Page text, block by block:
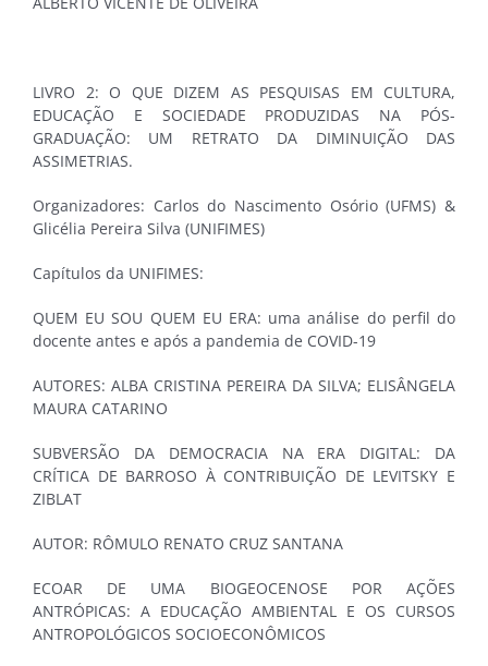
LIVRO 2: O QUE DIZEM AS PESQUISAS EM CULTURA,
EDUCAÇÃO E SOCIEDADE PRODUZIDAS NA PÓS-
GRADUAÇÃO: UM RETRATO DA DIMINUIÇÃO DAS
ASSIMETRIAS.
Organizadores: Carlos do Nascimento Osório (UFMS) &
Glicélia Pereira Silva (UNIFIMES)
Capítulos da UNIFIMES:
QUEM EU SOU QUEM EU ERA: uma análise do perfil do
docente antes e após a pandemia de COVID-19
AUTORES: ALBA CRISTINA PEREIRA DA SILVA; ELISÂNGELA
MAURA CATARINO
SUBVERSÃO DA DEMOCRACIA NA ERA DIGITAL: DA
CRÍTICA DE BARROSO À CONTRIBUIÇÃO DE LEVITSKY E
ZIBLAT
AUTOR: RÔMULO RENATO CRUZ SANTANA
ECOAR DE UMA BIOGEOCENOSE POR AÇÕES
ANTRÓPICAS: A EDUCAÇÃO AMBIENTAL E OS CURSOS
ANTROPOLÓGICOS SOCIOECONÔMICOS